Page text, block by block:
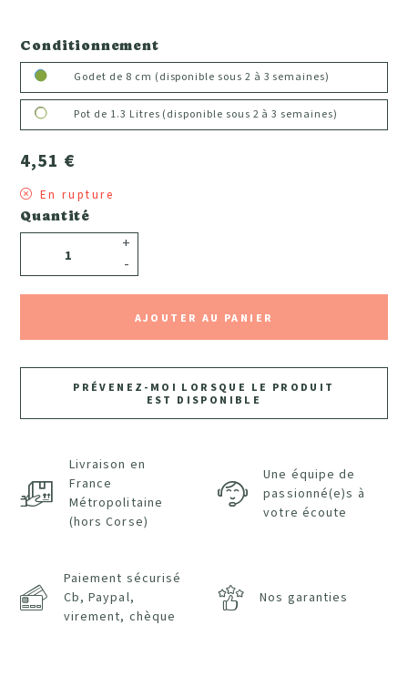
Conditionnement
Godet de 8 cm (disponible sous 2 à 3 semaines)
Pot de 1.3 Litres (disponible sous 2 à 3 semaines)
4,51 €
Quantité
-
+
AJOUTER AU PANIER
En rupture
PRÉVENEZ-MOI LORSQUE LE PRODUIT
EST DISPONIBLE
Livraison en
France
Métropolitaine
(hors Corse)
Une équipe de
passionné(e)s à
votre écoute
Paiement sécurisé
Cb, Paypal,
virement, chèque
Nos garanties